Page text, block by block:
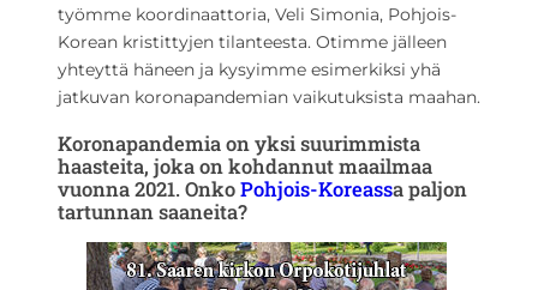
työmme koordinaattoria, Veli Simonia, Pohjois-
Korean kristittyjen tilanteesta. Otimme jälleen
yhteyttä häneen ja kysyimme esimerkiksi yhä
jatkuvan koronapandemian vaikutuksista maahan.
Koronapandemia on yksi suurimmista
haasteita, joka on kohdannut maailmaa
vuonna 2021. OnkoPohjois-Koreassa paljon
tartunnan saaneita?